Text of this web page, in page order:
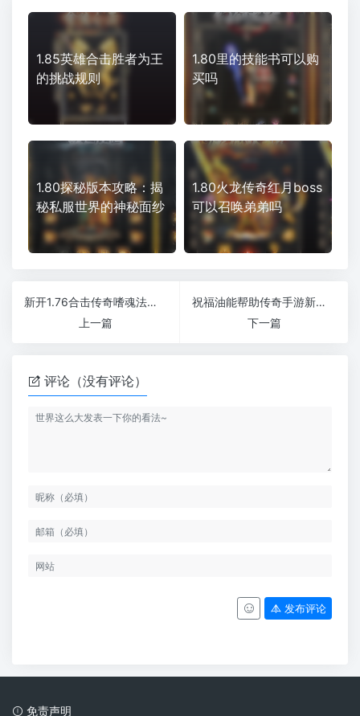
1.85英雄合击胜者为王
的挑战规则
1.80里的技能书可以购
买吗
1.80探秘版本攻略：揭
秘私服世界的神秘面纱
1.80火龙传奇红月boss
可以召唤弟弟吗
新开1.76合击传奇嗜魂法杖这何时来刷
上一篇
祝福油能帮助传奇手游新服网玩家获得幸运
下一篇
评论（没有评论）
发布评论
免责声明